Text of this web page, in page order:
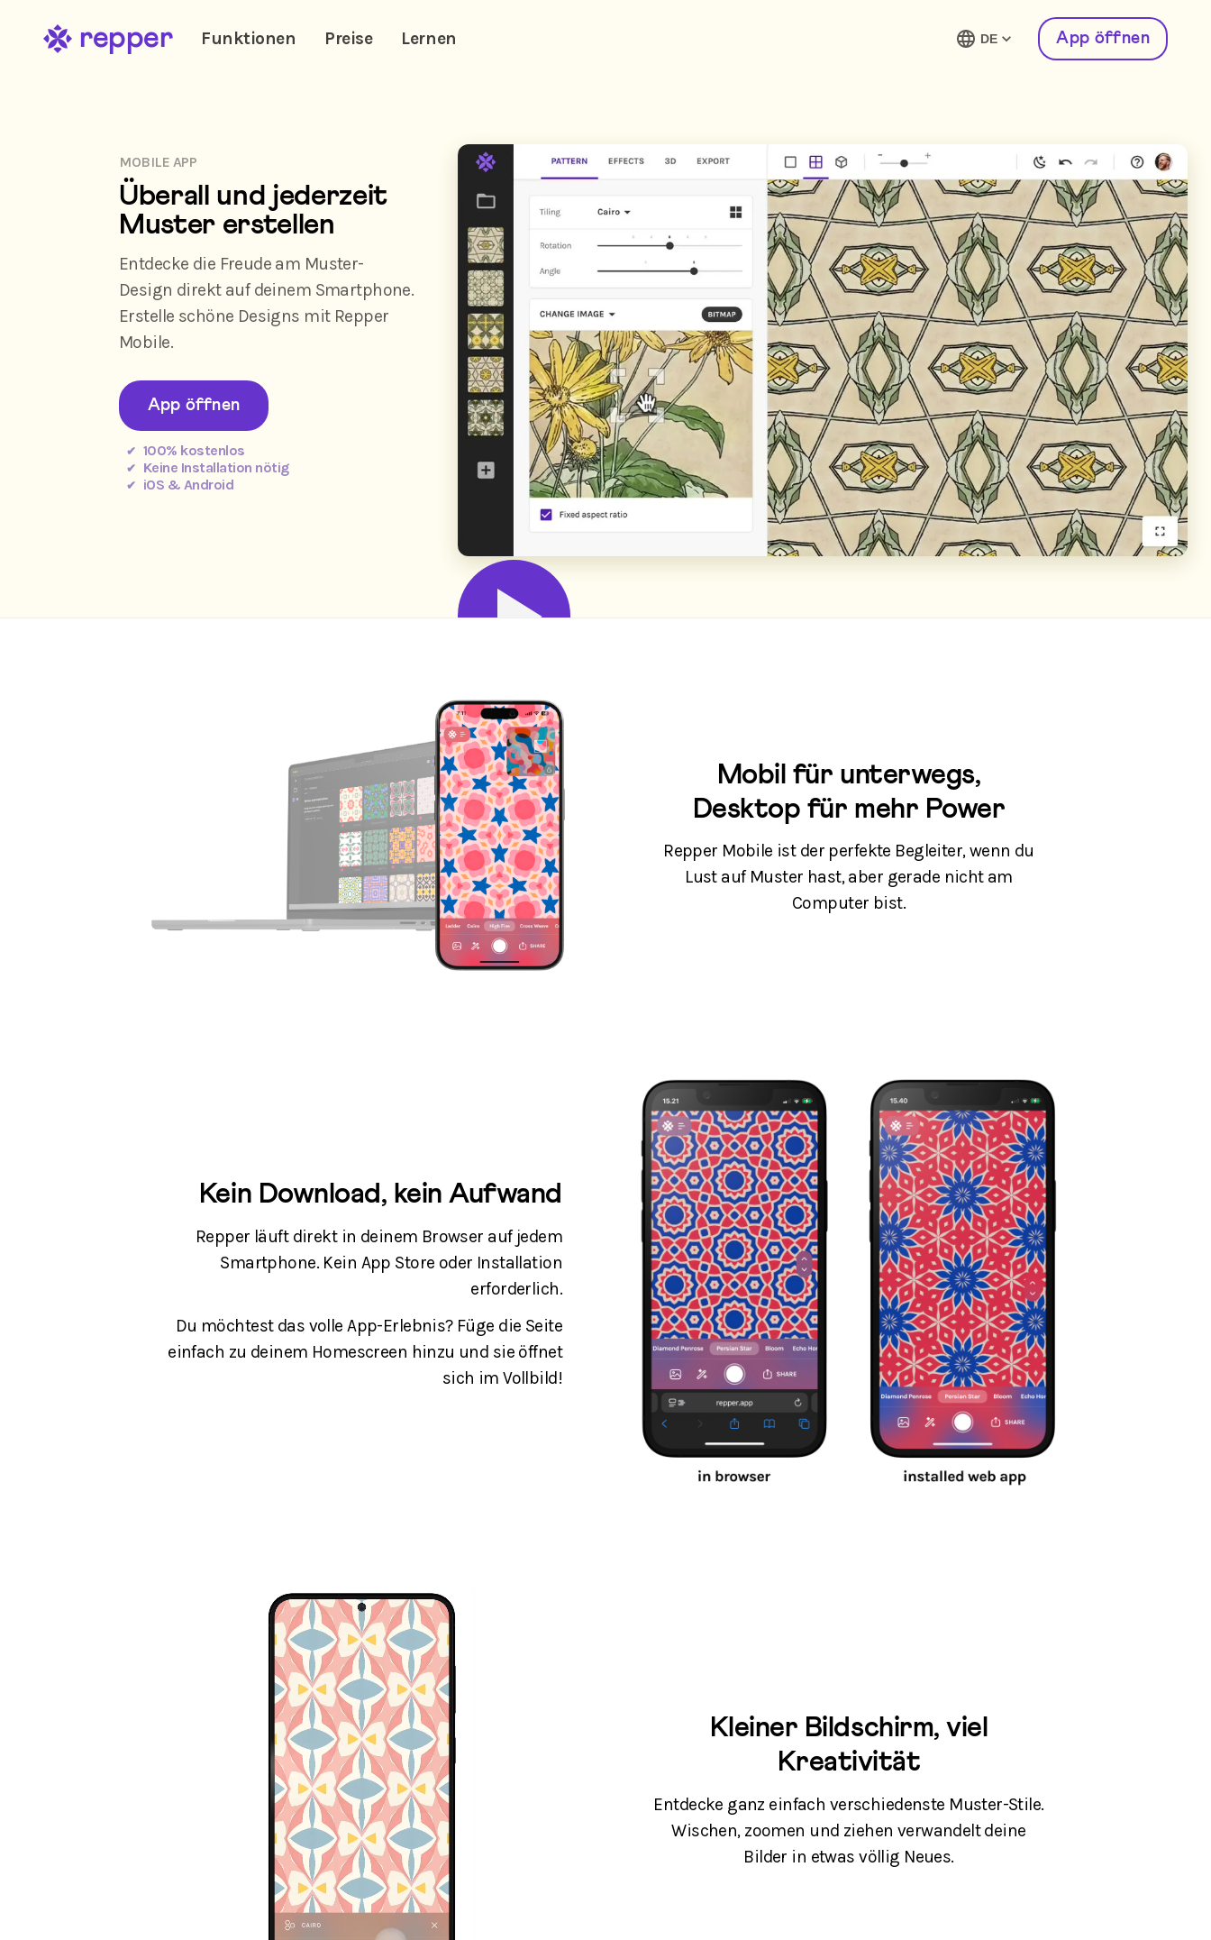
repper Funktionen Preise Lernen DE App öffnen
MOBILE APP
Überall und jederzeit
Muster erstellen
Entdecke die Freude am Muster-
Design direkt auf deinem Smartphone.
Erstelle schöne Designs mit Repper
Mobile.
App öffnen
100% kostenlos
Keine Installation nötig
iOS & Android
Mobil für unterwegs,
Desktop für mehr Power
Repper Mobile ist der perfekte Begleiter, wenn du
Lust auf Muster hast, aber gerade nicht am
Computer bist.
Kein Download, kein Aufwand
Repper läuft direkt in deinem Browser auf jedem
Smartphone. Kein App Store oder Installation
erforderlich.
Du möchtest das volle App-Erlebnis? Füge die Seite
einfach zu deinem Homescreen hinzu und sie öffnet
sich im Vollbild!
Kleiner Bildschirm, viel
Kreativität
Entdecke ganz einfach verschiedenste Muster-Stile.
Wischen, zoomen und ziehen verwandelt deine
Bilder in etwas völlig Neues.